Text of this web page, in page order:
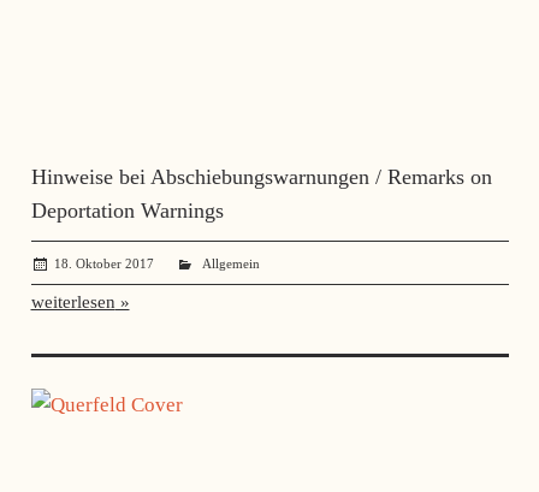
Hinweise bei Abschiebungswarnungen / Remarks on
Deportation Warnings
18. Oktober 2017 administrator
Allgemein
weiterlesen